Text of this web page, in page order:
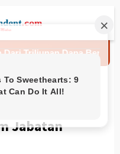
Triliunan Dana Bencana
Pemerintah
Jabatan